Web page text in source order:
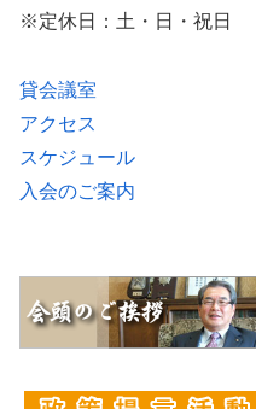
※定休日：土・日・祝日
貸会議室
アクセス
スケジュール
入会のご案内